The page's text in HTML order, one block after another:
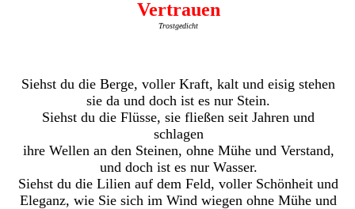
Vertrauen
Trostgedicht
Siehst du die Berge, voller Kraft, kalt und eisig stehen
sie da und doch ist es nur Stein.
Siehst du die Flüsse, sie fließen seit Jahren und
schlagen
ihre Wellen an den Steinen, ohne Mühe und Verstand,
und doch ist es nur Wasser.
Siehst du die Lilien auf dem Feld, voller Schönheit und
Eleganz, wie Sie sich im Wind wiegen ohne Mühe und